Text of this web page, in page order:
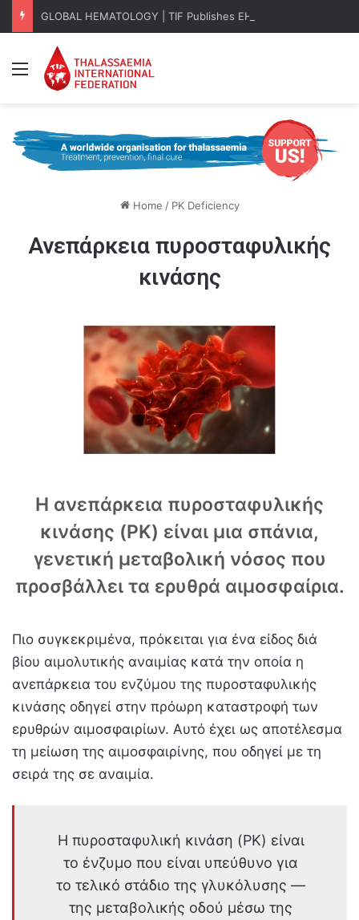
Menu
Home / PK Deficiency
Ανεπάρκεια πυροσταφυλικής
κινάσης
Η ανεπάρκεια πυροσταφυλικής
κινάσης (PK) είναι μια σπάνια,
γενετική μεταβολική νόσος που
προσβάλλει τα ερυθρά αιμοσφαίρια.
Πιο συγκεκριμένα, πρόκειται για ένα είδος διά
βίου αιμολυτικής αναιμίας κατά την οποία η
ανεπάρκεια του ενζύμου της πυροσταφυλικής
κινάσης οδηγεί στην πρόωρη καταστροφή των
ερυθρών αιμοσφαιρίων. Αυτό έχει ως αποτέλεσμα
τη μείωση της αιμοσφαιρίνης, που οδηγεί με τη
σειρά της σε αναιμία.
Η πυροσταφυλική κινάση (PK) είναι
το ένζυμο που είναι υπεύθυνο για
το τελικό στάδιο της γλυκόλυσης —
της μεταβολικής οδού μέσω της